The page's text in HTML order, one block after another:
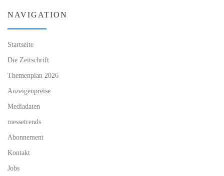
NAVIGATION
Startseite
Die Zeitschrift
Themenplan 2026
Anzeigenpreise
Mediadaten
messetrends
Abonnement
Kontakt
Jobs